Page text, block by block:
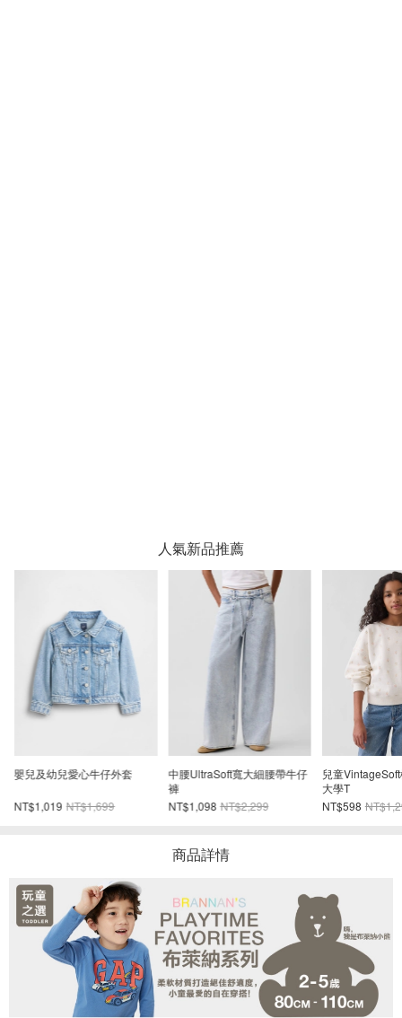
人氣新品推薦
嬰兒及幼兒愛心牛仔外套
NT$1,019 NT$1,699
中腰UltraSoft寬大細腰帶牛仔
褲
NT$1,098 NT$2,299
兒童
大學T
NT$598
商品詳情